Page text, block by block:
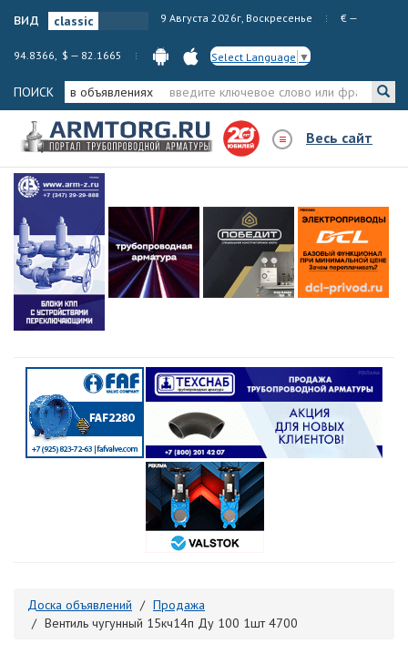
вид 9 Августа 2026г, Воскресенье € —
94.8366, $ — 82.1665 Select Language ▼
ПОИСК в объявлениях
Весь сайт
Доска объявлений
Продажа
Вентиль чугунный 15кч14п Ду 100 1шт 4700